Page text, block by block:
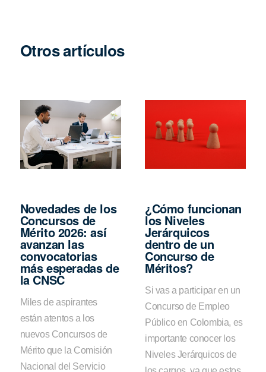
Otros artículos
Novedades de los
Concursos de
Mérito 2026: así
avanzan las
convocatorias
más esperadas de
la CNSC
Miles de aspirantes
están atentos a los
nuevos Concursos de
Mérito que la Comisión
Nacional del Servicio
¿Cómo funcionan
los Niveles
Jerárquicos
dentro de un
Concurso de
Méritos?
Si vas a participar en un
Concurso de Empleo
Público en Colombia, es
importante conocer los
Niveles Jerárquicos de